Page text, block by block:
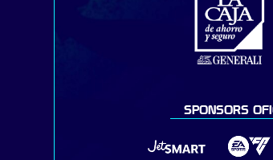
SPONSORS